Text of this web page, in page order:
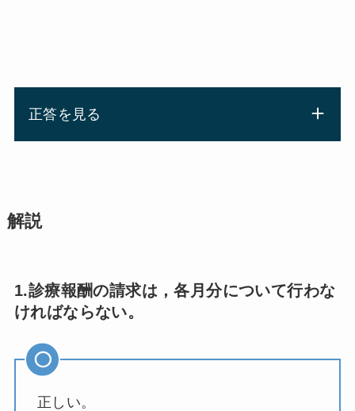
正答を見る
解説
1.診療報酬の請求は，各月分について行わな
ければならない。
正しい。